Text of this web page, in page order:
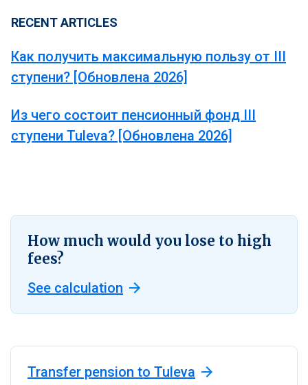
RECENT ARTICLES
Как получить максимальную пользу от III
ступени? [Oбновлена 2026]
Из чего состоит пенсионный фонд III
ступени Tuleva? [Oбновлена 2026]
How much would you lose to high
fees?
See calculation
Transfer pension to Tuleva